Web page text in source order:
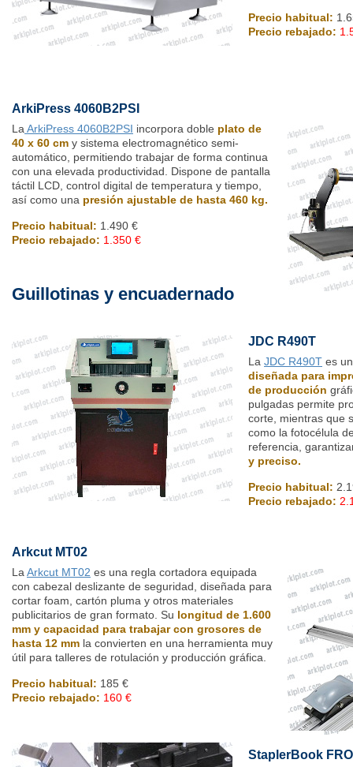
Precio habitual:
Precio rebajado:
ArkiPress 4060B2PSI
La ArkiPress 4060B2PSI incorpora doble plato de
40 x 60 cm y sistema electromagnético semi-
automático, permitiendo trabajar de forma continua
con una elevada productividad. Dispone de pantalla
táctil LCD, control digital de temperatura y tiempo,
así como una presión ajustable de hasta 460 kg.
Precio habitual: 1.490 €
Precio rebajado: 1.350 €
Guillotinas y encuadernado
JDC R490T
La JDC R490T es
diseñada para
de producción
pulgadas permite
corte, mientras que
como la fotocélula
referencia,
y preciso.
Precio habitual:
Precio rebajado:
Arkcut MT02
La Arkcut MT02 es una regla cortadora equipada
con cabezal deslizante de seguridad, diseñada para
cortar foam, cartón pluma y otros materiales
publicitarios de gran formato. Su longitud de 1.600
mm y capacidad para trabajar con grosores de
hasta 12 mm la convierten en una herramienta muy
útil para talleres de rotulación y producción gráfica.
Precio habitual: 185 €
Precio rebajado: 160 €
StaplerBook